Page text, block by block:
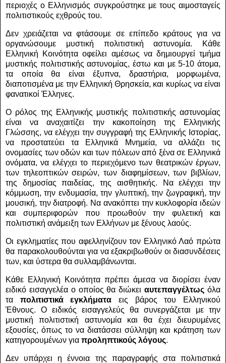
περιοχές ο Ελληνισμός συγκρούστηκε με τους αιμοσταγείς
πολιτιστικούς εχθρούς του.
Δεν χρειάζεται να φτάσουμε σε επίπεδο κράτους για να
οργανώσουμε μυστική πολιτιστική αστυνομία. Κάθε
Ελληνική Κοινότητα οφείλει αμέσως να δημιουργεί τμήμα
μυστικής πολιτιστικής αστυνομίας, έστω και με 5-10 άτομα,
τα οποία θα είναι έξυπνα, δραστήρια, μορφωμένα,
διαποτισμένα με την Ελληνική Θρησκεία, και κυρίως να είναι
φανατικοί Έλληνες.
Ο ρόλος της Ελληνικής μυστικής πολιτιστικής αστυνομίας
είναι να αναχαιτίζει την κακοποίηση της Ελληνικής
Γλώσσης, να ελέγχει την συγγραφή της Ελληνικής Ιστορίας,
να προστατεύει τα Ελληνικά Μνημεία, να αλλάζει τις
ονομασίες των οδών και των πόλεων από ξένα σε Ελληνικά
ονόματα, να ελέγχει το περιεχόμενο των θεατρικών έργων,
των τηλεοπτικών σειρών, των διαφημίσεων, των βιβλίων,
της δημοσίας παιδείας, της αισθητικής. Να ελέγχει την
κόμμωση, την ενδυμασία, την γλυπτική, την ζωγραφική, την
μουσική, την διατροφή. Να ανακόπτει την κυκλοφορία ιδεών
και συμπεριφορών που προωθούν την φυλετική και
πολιτιστική ανάμειξη των Ελλήνων με ξένους λαούς.
Οι εγκληματίες που αφελληνίζουν τον Ελληνικό Λαό πρώτα
θα παρακολουθούνται για να εξακριβωθούν οι διασυνδέσεις
των, και ύστερα θα συλλαμβάνωνται.
Κάθε Ελληνική Κοινότητα πρέπει άμεσα να διορίσει έναν
ειδικό εισαγγελέα ο οποίος θα διώκειαυτεπαγγέλτως όλα
τα πολιτιστικά εγκλήματαεις βάρος του Ελληνικού
Έθνους. Ο ειδικός εισαγγελεύς θα συνεργάζεται με την
μυστική πολιτιστική αστυνομία και θα έχει διευρυμένες
εξουσίες, όπως το να διατάσσει σύλληψη και κράτηση των
κατηγορουμένων για προληπτικούς λόγους.
Δεν υπάρχει η έννοια της παραγραφής στα πολιτιστικά